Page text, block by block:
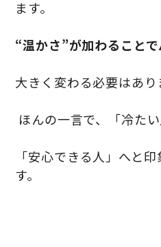
ます。
“温かさ”が加わることで
大きく変わる必要はあり
ほんの一言で、「冷た
「安心できる人」へと
す。